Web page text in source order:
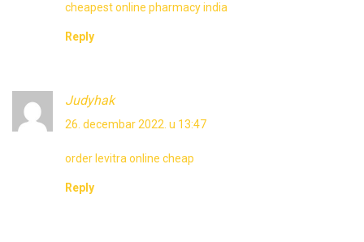
cheapest online pharmacy india
Reply
Judyhak
26. decembar 2022. u 13:47
order levitra online cheap
Reply